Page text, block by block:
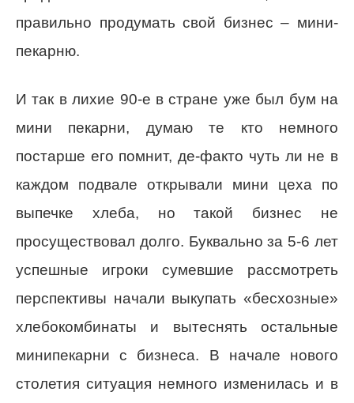
правильно продумать свой бизнес – мини-
пекарню.
И так в лихие 90-е в стране уже был бум на
мини пекарни, думаю те кто немного
постарше его помнит, де-факто чуть ли не в
каждом подвале открывали мини цеха по
выпечке хлеба, но такой бизнес не
просуществовал долго. Буквально за 5-6 лет
успешные игроки сумевшие рассмотреть
перспективы начали выкупать «бесхозные»
хлебокомбинаты и вытеснять остальные
минипекарни с бизнеса. В начале нового
столетия ситуация немного изменилась и в